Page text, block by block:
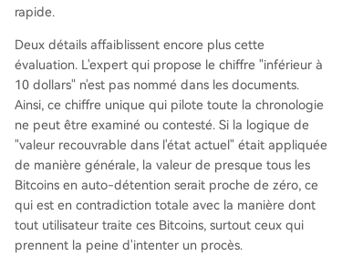
rapide.
Deux détails affaiblissent encore plus cette
évaluation. L'expert qui propose le chiffre "inférieur à
10 dollars" n'est pas nommé dans les documents.
Ainsi, ce chiffre unique qui pilote toute la chronologie
ne peut être examiné ou contesté. Si la logique de
"valeur recouvrable dans l'état actuel" était appliquée
de manière générale, la valeur de presque tous les
Bitcoins en auto-détention serait proche de zéro, ce
qui est en contradiction totale avec la manière dont
tout utilisateur traite ces Bitcoins, surtout ceux qui
prennent la peine d'intenter un procès.